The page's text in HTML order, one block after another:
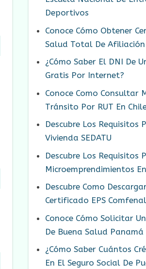
Deportivos
Conoce Cómo Obtener
Salud Total De Afiliación
¿Cómo Saber El DNI De
Gratis Por Internet?
Conoce Como Consultar
Tránsito Por RUT En
Descubre Los Requisitos
Vivienda SEDATU
Descubre Los Requisitos
Microemprendimientos
Descubre Como
Certificado EPS
Conoce Cómo Solicitar
De Buena Salud Panamá
¿Cómo Saber Cuántos
En El Seguro Social De